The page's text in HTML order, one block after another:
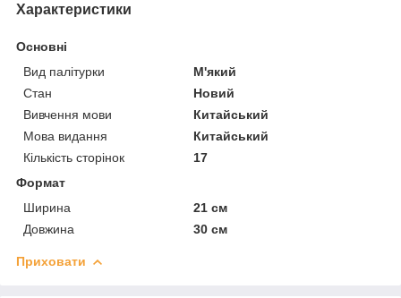
Характеристики
Основні
Вид палітурки
М'який
Стан
Новий
Вивчення мови
Китайський
Мова видання
Китайський
Кількість сторінок
17
Формат
Ширина
21 см
Довжина
30 см
Приховати